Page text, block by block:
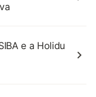
e a Holidu